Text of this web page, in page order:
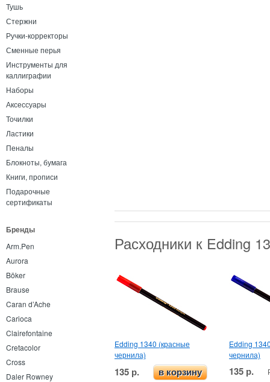
Тушь
Стержни
Ручки-корректоры
Сменные перья
Инструменты для
каллиграфии
Наборы
Аксессуары
Точилки
Ластики
Пеналы
Блокноты, бумага
Книги, прописи
Подарочные
сертификаты
Бренды
Arm.Pen
Aurora
Böker
Brause
Caran d’Ache
Carioca
Clairefontaine
Cretacolor
Cross
Daler Rowney
Расходники к Edding
Edding 1340 (красные
чернила)
135 р. в корзину
Edding
чернила)
135 р.